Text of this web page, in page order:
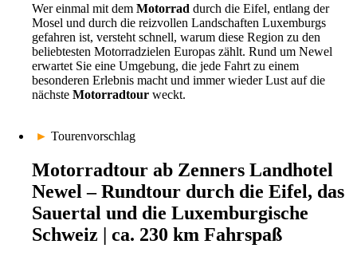
Wer einmal mit dem Motorrad durch die Eifel, entlang der
Mosel und durch die reizvollen Landschaften Luxemburgs
gefahren ist, versteht schnell, warum diese Region zu den
beliebtesten Motorradzielen Europas zählt. Rund um Newel
erwartet Sie eine Umgebung, die jede Fahrt zu einem
besonderen Erlebnis macht und immer wieder Lust auf die
nächste Motorradtour weckt.
► Tourenvorschlag
Motorradtour ab Zenners Landhotel
Newel – Rundtour durch die Eifel, das
Sauertal und die Luxemburgische
Schweiz | ca. 230 km Fahrspaß